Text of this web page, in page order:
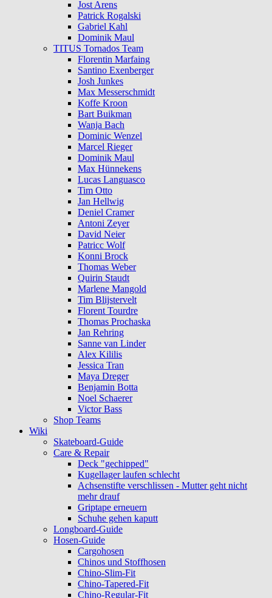
Jost Arens
Patrick Rogalski
Gabriel Kahl
Dominik Maul
TITUS Tornados Team
Florentin Marfaing
Santino Exenberger
Josh Junkes
Max Messerschmidt
Koffe Kroon
Bart Buikman
Wanja Bach
Dominic Wenzel
Marcel Rieger
Dominik Maul
Max Hünnekens
Lucas Languasco
Tim Otto
Jan Hellwig
Deniel Cramer
Antoni Zeyer
David Neier
Patricc Wolf
Konni Brock
Thomas Weber
Quirin Staudt
Marlene Mangold
Tim Blijstervelt
Florent Tourdre
Thomas Prochaska
Jan Rehring
Sanne van Linder
Alex Kililis
Jessica Tran
Maya Dreger
Benjamin Botta
Noel Schaerer
Victor Bass
Shop Teams
Wiki
Skateboard-Guide
Care & Repair
Deck "gechipped"
Kugellager laufen schlecht
Achsenstifte verschlissen - Mutter geht nicht
mehr drauf
Griptape erneuern
Schuhe gehen kaputt
Longboard-Guide
Hosen-Guide
Cargohosen
Chinos und Stoffhosen
Chino-Slim-Fit
Chino-Tapered-Fit
Chino-Regular-Fit